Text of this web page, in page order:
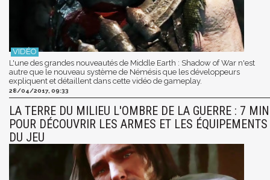
L'une des grandes nouveautés de Middle Earth : Shadow of War n'est
autre que le nouveau système de Némésis que les développeurs
expliquent et détaillent dans cette vidéo de gameplay.
28/04/2017, 09:33
LA TERRE DU MILIEU L'OMBRE DE LA GUERRE : 7 MIN
POUR DÉCOUVRIR LES ARMES ET LES ÉQUIPEMENTS
DU JEU